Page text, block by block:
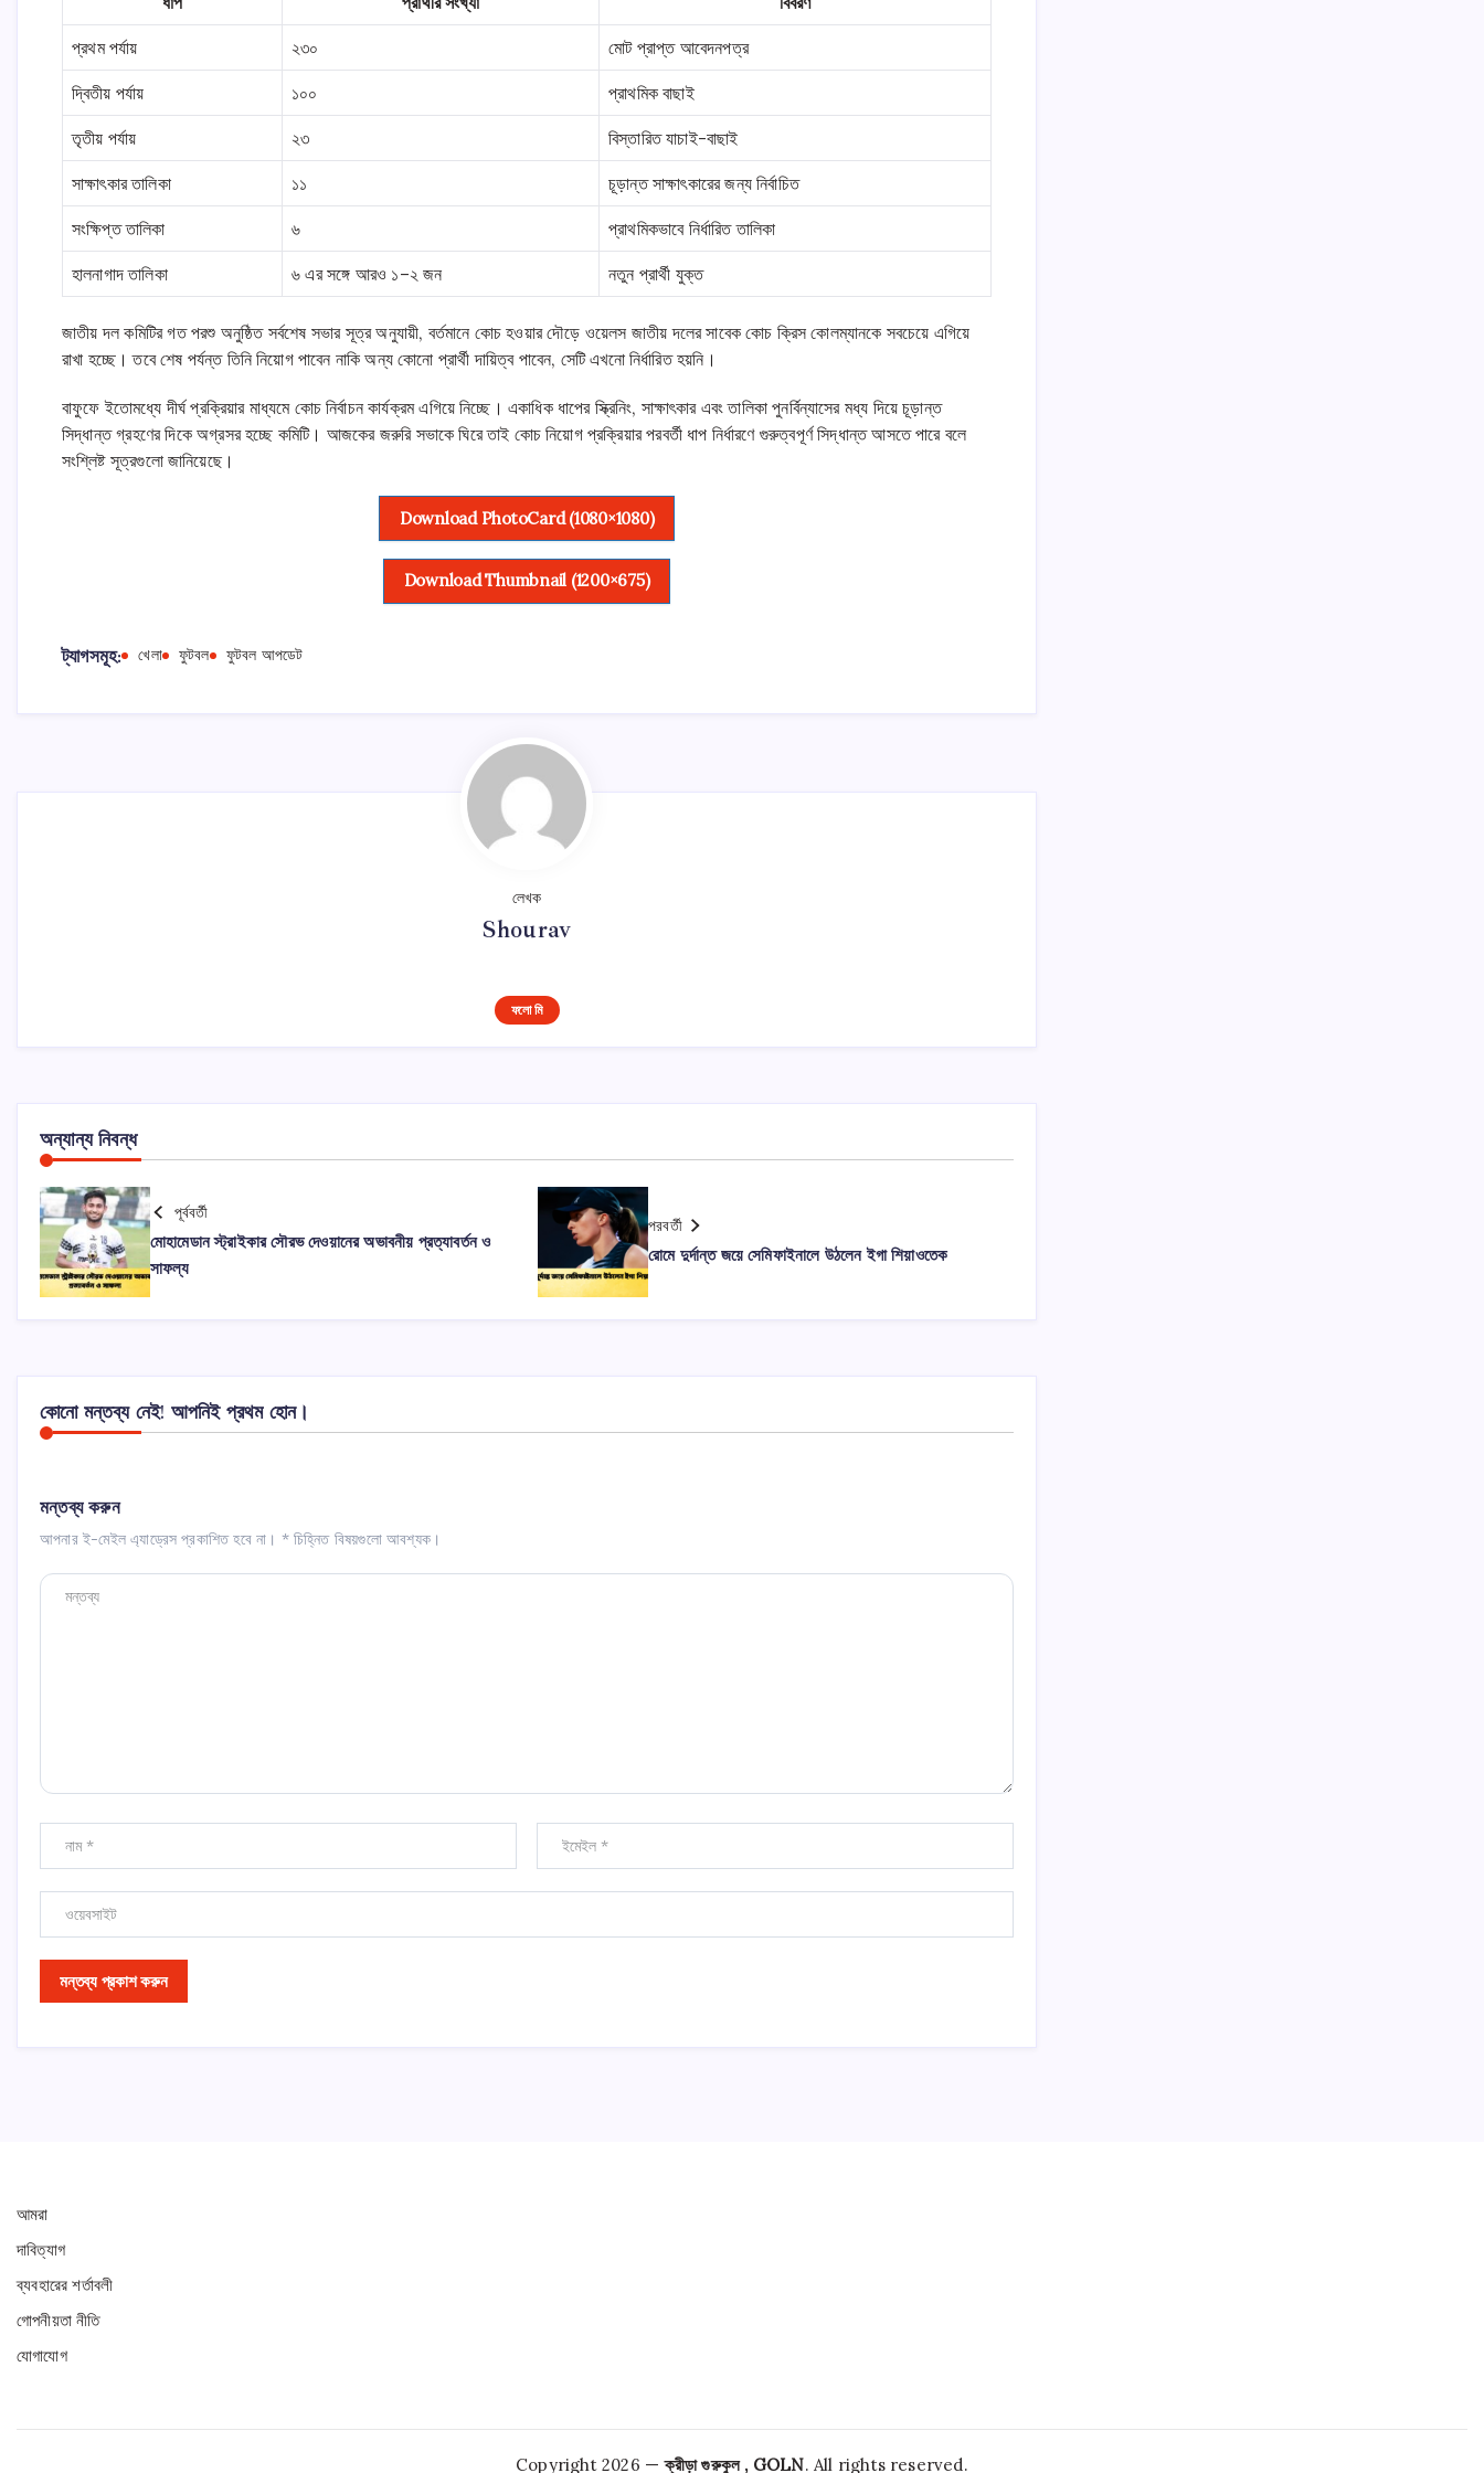
প্রথম পর্যায় ২৩০ মোট প্রাপ্ত আবেদনপত্র
দ্বিতীয় পর্যায় ১০০ প্রাথমিক বাছাই
তৃতীয় পর্যায় ২৩ বিস্তারিত যাচাই-বাছাই
সাক্ষাৎকার তালিকা ১১ চূড়ান্ত সাক্ষাৎকারের জন্য নির্বাচিত
সংক্ষিপ্ত তালিকা ৬ প্রাথমিকভাবে নির্ধারিত তালিকা
হালনাগাদ তালিকা ৬ এর সঙ্গে আরও ১–২ জন নতুন প্রার্থী যুক্ত
জাতীয় দল কমিটির গত পরশু অনুষ্ঠিত সর্বশেষ সভার সূত্র অনুযায়ী, বর্তমানে কোচ হওয়ার দৌড়ে ওয়েলস জাতীয় দলের সাবেক কোচ ক্রিস কোলম্যানকে সবচেয়ে এগিয়ে
রাখা হচ্ছে। তবে শেষ পর্যন্ত তিনি নিয়োগ পাবেন নাকি অন্য কোনো প্রার্থী দায়িত্ব পাবেন, সেটি এখনো নির্ধারিত হয়নি।
বাফুফে ইতোমধ্যে দীর্ঘ প্রক্রিয়ার মাধ্যমে কোচ নির্বাচন কার্যক্রম এগিয়ে নিচ্ছে। একাধিক ধাপের স্ক্রিনিং, সাক্ষাৎকার এবং তালিকা পুনর্বিন্যাসের মধ্য দিয়ে চূড়ান্ত
সিদ্ধান্ত গ্রহণের দিকে অগ্রসর হচ্ছে কমিটি। আজকের জরুরি সভাকে ঘিরে তাই কোচ নিয়োগ প্রক্রিয়ার পরবর্তী ধাপ নির্ধারণে গুরুত্বপূর্ণ সিদ্ধান্ত আসতে পারে বলে
সংশ্লিষ্ট সূত্রগুলো জানিয়েছে।
Download PhotoCard (1080×1080)
Download Thumbnail (1200×675)
ট্যাগসমূহ: খেলা ফুটবল ফুটবল আপডেট
লেখক
Shourav
ফলো মি
অন্যান্য নিবন্ধ
পূর্ববর্তী
মোহামেডান স্ট্রাইকার সৌরভ দেওয়ানের অভাবনীয় প্রত্যাবর্তন ও
সাফল্য
পরবর্তী
রোমে দুর্দান্ত জয়ে সেমিফাইনালে উঠলেন ইগা শিয়াওতেক
কোনো মন্তব্য নেই! আপনিই প্রথম হোন।
মন্তব্য করুন
আপনার ই-মেইল এ্যাড্রেস প্রকাশিত হবে না। *চিহ্নিত বিষয়গুলো আবশ্যক।
আমরা
দাবিত্যাগ
ব্যবহারের শর্তাবলী
গোপনীয়তা নীতি
যোগাযোগ
Copyright 2026 —ক্রীড়া গুরুকুল , GOLN. All rights reserved.